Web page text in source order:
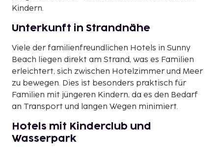
Kindern.
Unterkunft in Strandnähe
Viele der familienfreundlichen Hotels in Sunny
Beach liegen direkt am Strand, was es Familien
erleichtert, sich zwischen Hotelzimmer und Meer
zu bewegen. Dies ist besonders praktisch für
Familien mit jüngeren Kindern, da es den Bedarf
an Transport und langen Wegen minimiert.
Hotels mit Kinderclub und
Wasserpark